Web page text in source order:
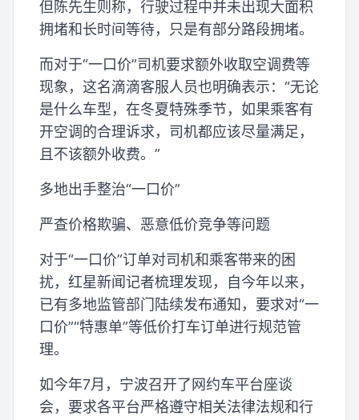
但陈先生则称，行驶过程中并未出现大面积
拥堵和长时间等待，只是有部分路段拥堵。
而对于“一口价”司机要求额外收取空调费等
现象，这名滴滴客服人员也明确表示：“无论
是什么车型，在冬夏特殊季节，如果乘客有
开空调的合理诉求，司机都应该尽量满足，
且不该额外收费。”
多地出手整治“一口价”
严查价格欺骗、恶意低价竞争等问题
对于“一口价”订单对司机和乘客带来的困
扰，红星新闻记者梳理发现，自今年以来，
已有多地监管部门陆续发布通知，要求对“一
口价”“特惠单”等低价打车订单进行规范管
理。
如今年7月，宁波召开了网约车平台座谈
会，要求各平台严格遵守相关法律法规和行